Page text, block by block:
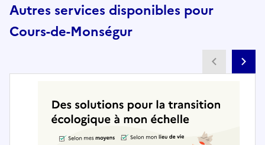
Autres services disponibles pour
Cours-de-Monségur